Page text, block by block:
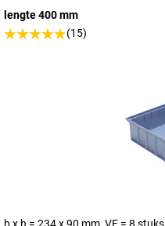
lengte 400 mm
(15)
b x h = 234 x 90 mm, VE = 8 stuks